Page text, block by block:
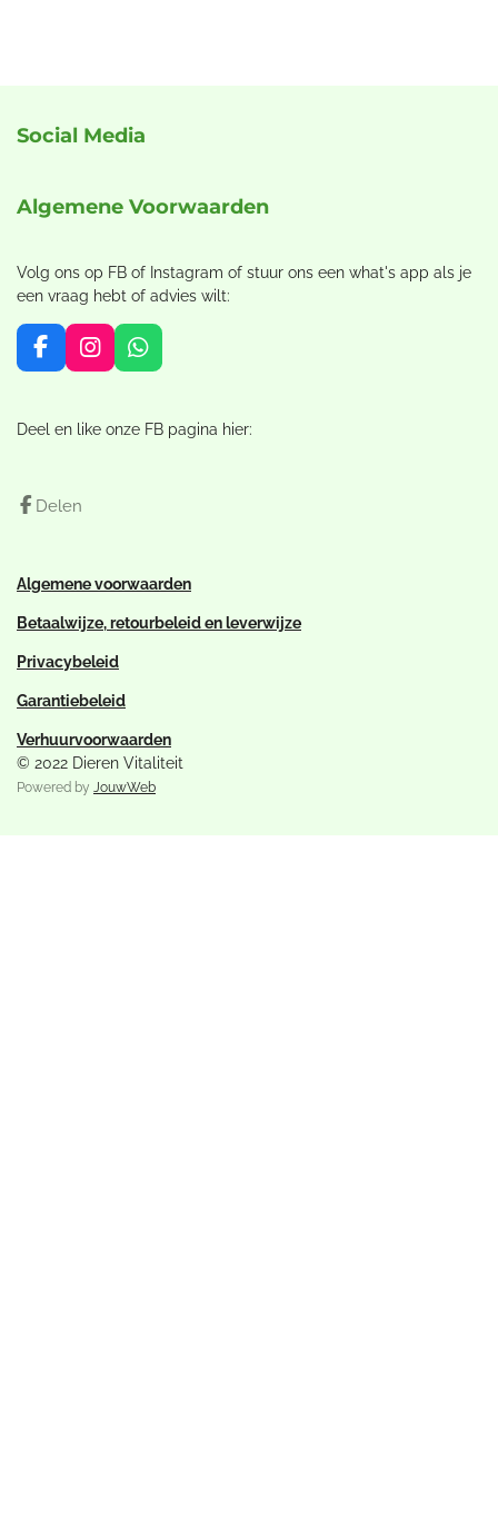
Social Media
Algemene Voorwaarden
Volg ons op FB of Instagram of stuur ons een what's app als je
een vraag hebt of advies wilt:
F
a
e
k
I
n
t
W
h
t
Deel en like onze FB pagina hier:
Delen
Algemene voorwaarden
Betaalwijze, retourbeleid en leverwijze
Privacybeleid
Garantiebeleid
Verhuurvoorwaarden
© 2022 Dieren Vitaliteit
Powered by JouwWeb